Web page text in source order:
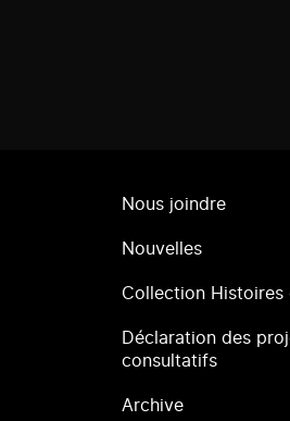
Nous joindre
Nouvelles
Collection Histoires
Déclaration des
consultatifs
Archive